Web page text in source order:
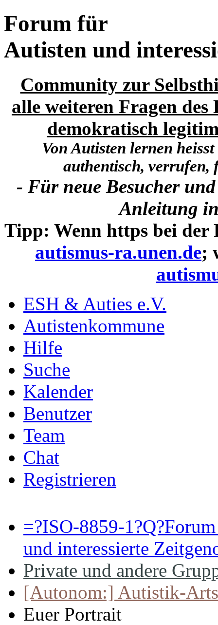
Forum für
Autisten und
Community zur
alle weiteren Fragen
demokratisch
Von Autisten lernen
authentisch, verrufen,
- Für neue Besucher
Anleitung
Tipp: Wenn https bei der
autismus-ra.unen.de;
ESH & Auties e.V.
Autistenkommune
Hilfe
Suche
Kalender
Benutzer
Team
Chat
Registrieren
=?ISO-8859-
und interessierte
Private und andere
[Autonom:] Autistik-
Euer Portrait